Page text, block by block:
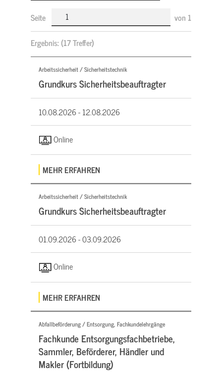
Seite von 1
Ergebnis:(17 Treffer)
Arbeitssicherheit / Sicherheitstechnik
Grundkurs Sicherheitsbeauftragter
10.08.2026 -12.08.2026
Online
MEHR ERFAHREN
Arbeitssicherheit / Sicherheitstechnik
Grundkurs Sicherheitsbeauftragter
01.09.2026 -03.09.2026
Online
MEHR ERFAHREN
Abfallbeförderung / Entsorgung, Fachkundelehrgänge
Fachkunde Entsorgungsfachbetriebe,
Sammler, Beförderer, Händler und
Makler (Fortbildung)